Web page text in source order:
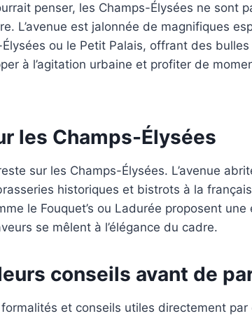
penser, les Champs-Élysées ne sont
L’avenue est jalonnée de magnifiques
ou le Petit Palais, offrant des
à l’agitation urbaine et profiter de
les Champs-Élysées
sur les Champs-Élysées. L’avenue
historiques et bistrots à la
le Fouquet’s ou Ladurée proposent une
se mêlent à l’élégance du cadre.
conseils avant de
et conseils utiles directement par